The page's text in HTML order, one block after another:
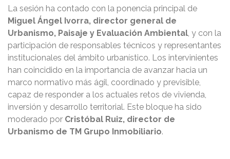
La sesión ha contado con la ponencia principal de
Miguel Ángel Ivorra, director general de
Urbanismo, Paisaje y Evaluación Ambiental, y con la
participación de responsables técnicos y representantes
institucionales del ámbito urbanístico. Los intervinientes
han coincidido en la importancia de avanzar hacia un
marco normativo más ágil, coordinado y previsible,
capaz de responder a los actuales retos de vivienda,
inversión y desarrollo territorial. Este bloque ha sido
moderado por Cristóbal Ruiz, director de
Urbanismo de TM Grupo Inmobiliario.